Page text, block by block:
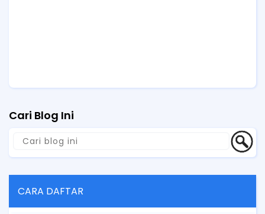
Cari Blog Ini
CARA DAFTAR